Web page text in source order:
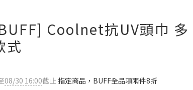
Coolnet抗UV頭巾 多
式
08/30 16:00截止 指定商品，BUFF全品項兩件8折